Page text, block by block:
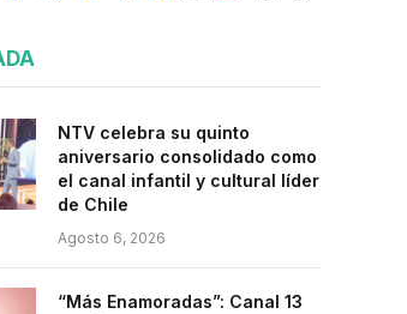
NTV celebra su quinto
aniversario consolidado como
el canal infantil y cultural líder
de Chile
Agosto 6, 2026
“Más Enamoradas”: Canal 13